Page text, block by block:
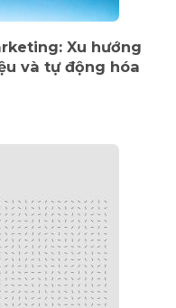
Xu hướng
và tự động hóa